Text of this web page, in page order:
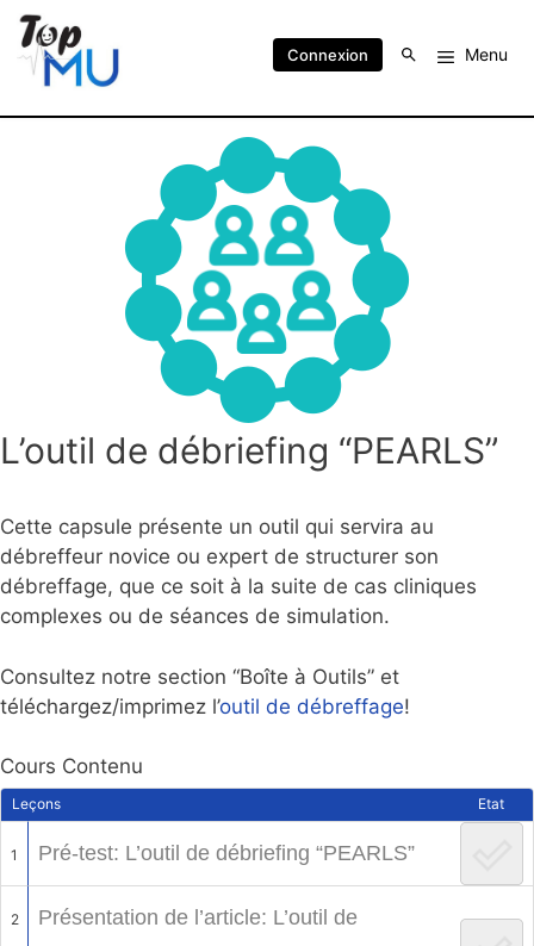
Connexion Menu
L’outil de débriefing “PEARLS”
Cette capsule présente un outil qui servira au
débreffeur novice ou expert de structurer son
débreffage, que ce soit à la suite de cas cliniques
complexes ou de séances de simulation.
Consultez notre section “Boîte à Outils” et
téléchargez/imprimez l’outil de débreffage!
Cours Contenu
Leçons Etat
1 Pré-test: L’outil de débriefing “PEARLS”
2 Présentation de l’article: L’outil de